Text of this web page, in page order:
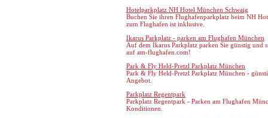
Hotelparkplatz NH Hotel München Schwaig
Buchen Sie ihren Flughafenparkplatz beim NH
zum Flughafen ist inklusive.
Ikarus Parkplatz - parken am Flughafen München
Auf dem Ikarus Parkplatz parken Sie günstig und
auf am-flughafen.com!
Park & Fly Held-Pretzl Parkplatz München
Park & Fly Held-Pretzl Parkplatz München -
Angebot.
Parkplatz Regentpark
Parkplatz Regentpark - Parken am Flughafen
Konditionen.